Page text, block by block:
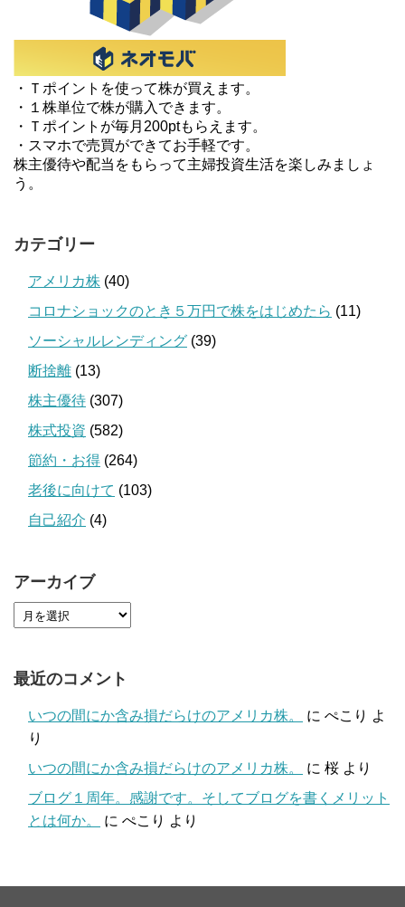
・Ｔポイントを使って株が買えます。
・１株単位で株が購入できます。
・Ｔポイントが毎月200ptもらえます。
・スマホで売買ができてお手軽です。
株主優待や配当をもらって主婦投資生活を楽しみましょ
う。
カテゴリー
アメリカ株 (40)
コロナショックのとき５万円で株をはじめたら (11)
ソーシャルレンディング (39)
断捨離 (13)
株主優待 (307)
株式投資 (582)
節約・お得 (264)
老後に向けて (103)
自己紹介 (4)
アーカイブ
最近のコメント
いつの間にか含み損だらけのアメリカ株。 に ぺこり よ
り
いつの間にか含み損だらけのアメリカ株。
に 桜 より
ブログ１周年。感謝です。そしてブログを書くメリット
とは何か。
に ぺこり より